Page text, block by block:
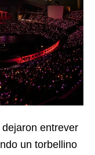
entrever
un torbellino